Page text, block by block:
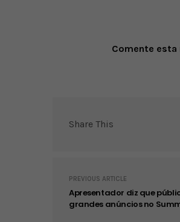
Comente esta
Share This
PREVIOUS ARTICLE
Apresentador diz que
grandes anúncios no